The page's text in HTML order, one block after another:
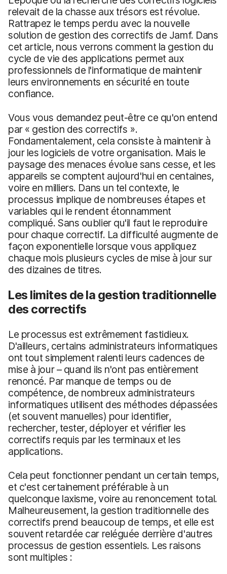
relevait de la chasse aux trésors est révolue.
Rattrapez le temps perdu avec la nouvelle
solution de gestion des correctifs de Jamf. Dans
cet article, nous verrons comment la gestion du
cycle de vie des applications permet aux
professionnels de l'informatique de maintenir
leurs environnements en sécurité en toute
confiance.
Vous vous demandez peut-être ce qu'on entend
par « gestion des correctifs ».
Fondamentalement, cela consiste à maintenir à
jour les logiciels de votre organisation. Mais le
paysage des menaces évolue sans cesse, et les
appareils se comptent aujourd'hui en centaines,
voire en milliers. Dans un tel contexte, le
processus implique de nombreuses étapes et
variables qui le rendent étonnamment
compliqué. Sans oublier qu'il faut le reproduire
pour chaque correctif. La difficulté augmente de
façon exponentielle lorsque vous appliquez
chaque mois plusieurs cycles de mise à jour sur
des dizaines de titres.
Les limites de la gestion traditionnelle
des correctifs
Le processus est extrêmement fastidieux.
D'ailleurs, certains administrateurs informatiques
ont tout simplement ralenti leurs cadences de
mise à jour – quand ils n'ont pas entièrement
renoncé. Par manque de temps ou de
compétence, de nombreux administrateurs
informatiques utilisent des méthodes dépassées
(et souvent manuelles) pour identifier,
rechercher, tester, déployer et vérifier les
correctifs requis par les terminaux et les
applications.
Cela peut fonctionner pendant un certain temps,
et c'est certainement préférable à un
quelconque laxisme, voire au renoncement total.
Malheureusement, la gestion traditionnelle des
correctifs prend beaucoup de temps, et elle est
souvent retardée car reléguée derrière d'autres
processus de gestion essentiels. Les raisons
sont multiples :